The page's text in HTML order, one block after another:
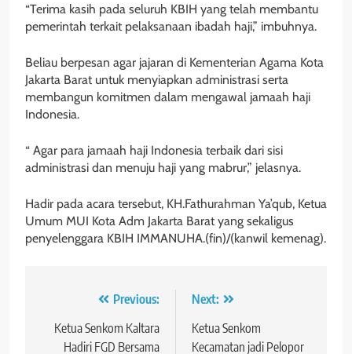
“Terima kasih pada seluruh KBIH yang telah membantu
pemerintah terkait pelaksanaan ibadah haji,” imbuhnya.
Beliau berpesan agar jajaran di Kementerian Agama Kota
Jakarta Barat untuk menyiapkan administrasi serta
membangun komitmen dalam mengawal jamaah haji
Indonesia.
“ Agar para jamaah haji Indonesia terbaik dari sisi
administrasi dan menuju haji yang mabrur,” jelasnya.
Hadir pada acara tersebut, KH.Fathurahman Ya’qub, Ketua
Umum MUI Kota Adm Jakarta Barat yang sekaligus
penyelenggara KBIH IMMANUHA.(fin)/(kanwil kemenag).
Navigasi
pos
Previous:
Ketua Senkom Kaltara
Hadiri FGD Bersama
Next:
Ketua Senkom
Kecamatan jadi Pelopor